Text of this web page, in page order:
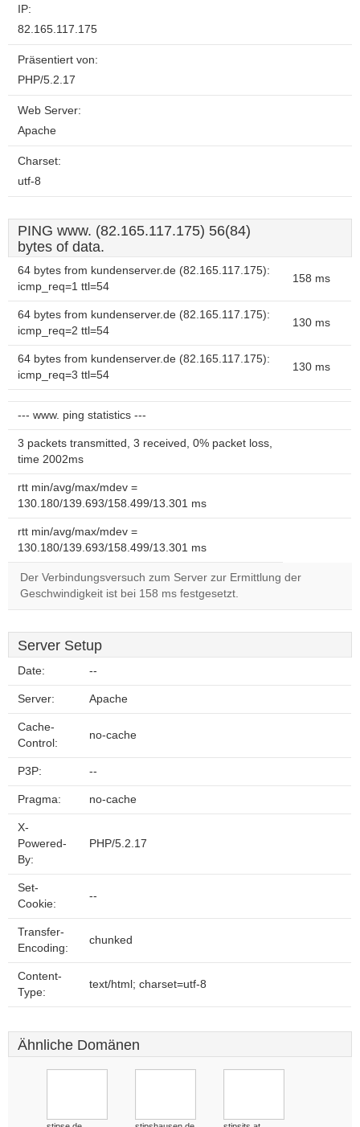
IP:
82.165.117.175
Präsentiert von:
PHP/5.2.17
Web Server:
Apache
Charset:
utf-8
PING www. (82.165.117.175) 56(84)
bytes of data.
64 bytes from kundenserver.de (82.165.117.175):
icmp_req=1 ttl=54
158 ms
64 bytes from kundenserver.de (82.165.117.175):
icmp_req=2 ttl=54
130 ms
64 bytes from kundenserver.de (82.165.117.175):
icmp_req=3 ttl=54
130 ms
--- www. ping statistics ---
3 packets transmitted, 3 received, 0% packet loss,
time 2002ms
rtt min/avg/max/mdev =
130.180/139.693/158.499/13.301 ms
rtt min/avg/max/mdev =
130.180/139.693/158.499/13.301 ms
Der Verbindungsversuch zum Server zur Ermittlung der
Geschwindigkeit ist bei 158 ms festgesetzt.
Server Setup
Date: --
Server: Apache
Cache-
Control:
no-cache
P3P: --
Pragma: no-cache
X-
Powered-
By:
PHP/5.2.17
Set-
Cookie:
--
Transfer-
Encoding:
chunked
Content-
Type:
text/html; charset=utf-8
Ähnliche Domänen